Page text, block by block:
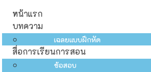
หน้าแรก
บทความ
เฉลยแบบฝึกหัด
สื่อการเรียนการสอน
ข้อสอบ